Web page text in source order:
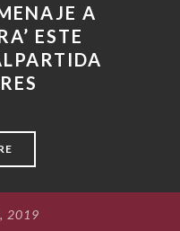
A
ESTE
2019